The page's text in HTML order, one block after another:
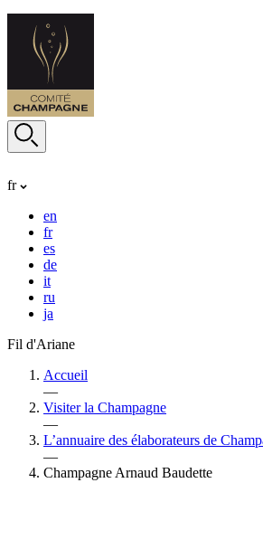
fr
en
fr
es
de
it
ru
ja
Fil d'Ariane
Accueil
—
Visiter la Champagne
—
L’annuaire des élaborateurs de
—
Champagne Arnaud Baudette